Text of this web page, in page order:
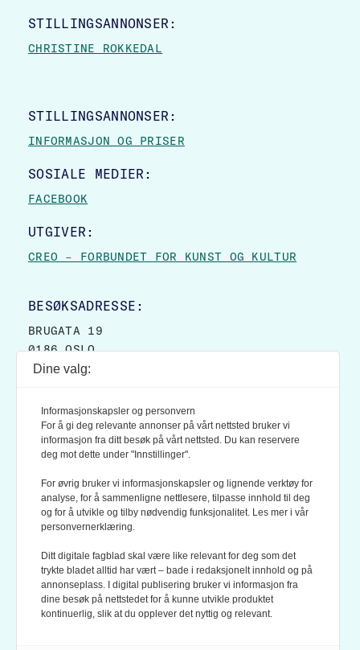
STILLINGSANNONSER:
CHRISTINE ROKKEDAL
STILLINGSANNONSER:
INFORMASJON OG PRISER
SOSIALE MEDIER:
FACEBOOK
UTGIVER:
CREO – FORBUNDET FOR KUNST OG KULTUR
BESØKSADRESSE:
BRUGATA 19
0186 OSLO
POSTBOKS 9007 GRØNLAND
0133 OSLO
LES OGSÅ:
KONTEKSTS PERSONVERN-POLICY
KONTEKST ER MEDLEM AV FAGPRESSEN OG
Dine valg:
Informasjonskapsler og personvern
For å gi deg relevante annonser på vårt nettsted bruker vi
informasjon fra ditt besøk på vårt nettsted. Du kan reservere
deg mot dette under "Innstillinger".
For øvrig bruker vi informasjonskapsler og lignende verktøy for
analyse, for å sammenligne nettlesere, tilpasse innhold til deg
og for å utvikle og tilby nødvendig funksjonalitet. Les mer i vår
personvernerklæring.
Ditt digitale fagblad skal være like relevant for deg som det
trykte bladet alltid har vært – bade i redaksjonelt innhold og på
annonseplass. I digital publisering bruker vi informasjon fra
dine besøk på nettstedet for å kunne utvikle produktet
kontinuerlig, slik at du opplever det nyttig og relevant.